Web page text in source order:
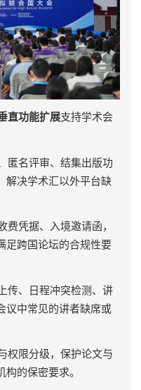
直功能扩展支持学术会
匿名评审、结集出版功
解决学术汇以外平台缺
费凭据、入境邀请函，
足跨国论坛的合规性要
传、日程冲突检测、讲
议中常见的讲者缺席或
权限分级，保护论文与
的保密要求。